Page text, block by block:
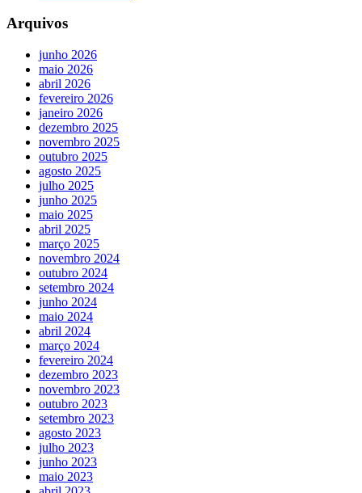
Arquivos
junho 2026
maio 2026
abril 2026
fevereiro 2026
janeiro 2026
dezembro 2025
novembro 2025
outubro 2025
agosto 2025
julho 2025
junho 2025
maio 2025
abril 2025
março 2025
novembro 2024
outubro 2024
setembro 2024
junho 2024
maio 2024
abril 2024
março 2024
fevereiro 2024
dezembro 2023
novembro 2023
outubro 2023
setembro 2023
agosto 2023
julho 2023
junho 2023
maio 2023